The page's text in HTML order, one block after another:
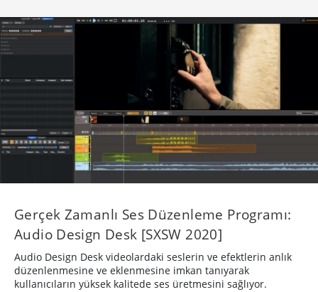
Gerçek Zamanlı Ses Düzenleme Programı:
Audio Design Desk [SXSW 2020]
Audio Design Desk videolardaki seslerin ve efektlerin anlık
düzenlenmesine ve eklenmesine imkan tanıyarak
kullanıcıların yüksek kalitede ses üretmesini sağlıyor.